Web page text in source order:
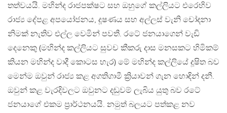
තත්වයයි. මහින්ද රාජපක්ෂට සහ ඔහුගේ කල්ලියට එරෙහිව
රාජ්‍ය දේපළ අපයෝජනය, දූෂණය සහ අල්ලස් වැනි චෝදනා
නිමක් නැතිව එල්ල වෙමින් පවතී. රටේ ජනයාගෙන් වැඩි
දෙනෙකු (මහින්ද කල්ලියට සුවච කීකරු දාස මනසකට හිමිකම්
කියන මහින්ද වාදී කොටස හැර) මේ මහින්ද කල්ලියේ දූෂිත බව
මෙන්ම ඔවුන් රාජ්‍ය කළ අගතිගාමී ක්‍රියාවන් ගැන හොඳින් දනී.
ඔවුන් කළ වැරදිවලට ඔවුනට දඬුවම් ලැබිය යුතු බව රටේ
ජනයාගේ එකම ප්‍රාර්ථනයයි. නමුත් බලයට පත්කළ නව